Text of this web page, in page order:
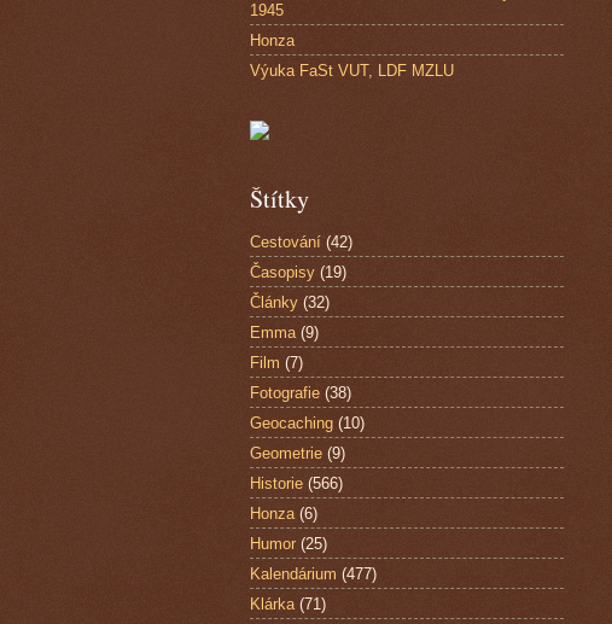
1945
Honza
Výuka FaSt VUT, LDF MZLU
Štítky
Cestování (42)
Časopisy (19)
Články (32)
Emma (9)
Film (7)
Fotografie (38)
Geocaching (10)
Geometrie (9)
Historie (566)
Honza (6)
Humor (25)
Kalendárium (477)
Klárka (71)